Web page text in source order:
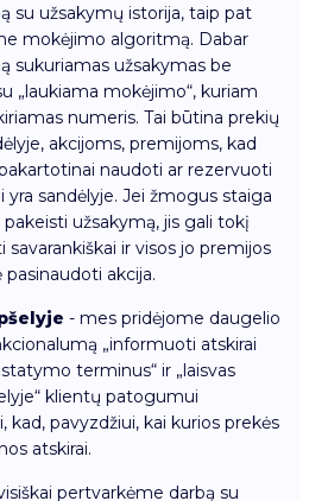
su užsakymų istorija, taip pat
mokėjimo algoritmą. Dabar
sukuriamas užsakymas be
„laukiama mokėjimo“, kuriam
numeris. Tai būtina prekių
akcijoms, premijoms, kad
naudoti ar rezervuoti
yra sandėlyje. Jei žmogus staiga
užsakymą, jis gali tokį
ir visos jo premijos
akcija.
- mes pridėjome daugelio
„informuoti atskirai
terminus“ ir „laisvas
klientų patogumui
kad, pavyzdžiui, kai kurios prekės
atskirai.
pertvarkėme darbą su